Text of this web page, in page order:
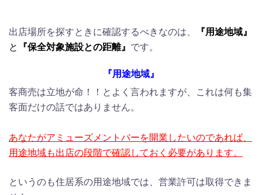
出店場所を探すときに確認するべきなのは、
『用途地域』
と 『保全対象施設との距離』 です。
『用途地域』
客商売は立地が命！！とよく言われますが、これは何も集
客面だけの話ではありません。
あなたがアミューズメントバーを開業したいのであれば、
用途地域も出店の段階で確認しておく必要があります。
というのも住居系の用途地域では、営業許可は取得できま